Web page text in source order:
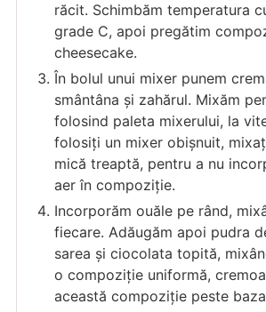
răcit. Schimbăm temperatura
grade C, apoi pregătim
cheesecake.
În bolul unui mixer punem
smântâna și zahărul. Mixăm
folosind paleta mixerului, la
folosiți un mixer obișnuit,
mică treaptă, pentru a nu
aer în compoziție.
Incorporăm ouăle pe rând,
fiecare. Adăugăm apoi pudra
sarea și ciocolata topită,
o compoziție uniformă,
această compoziție peste